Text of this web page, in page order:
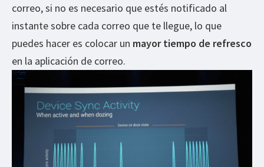
correo, si no es necesario que estés notificado al
instante sobre cada correo que te llegue, lo que
puedes hacer es colocar un mayor tiempo de refresco
en la aplicación de correo.